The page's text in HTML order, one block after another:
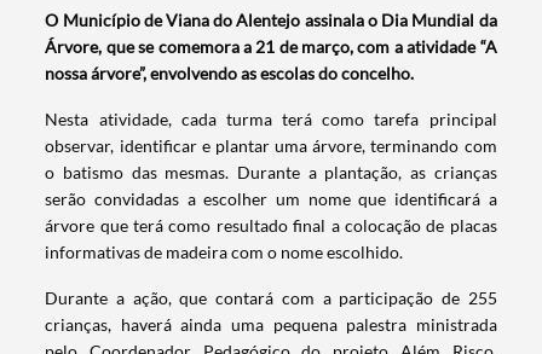
O Município de Viana do Alentejo assinala o Dia Mundial da
Árvore, que se comemora a 21 de março, com a atividade “A
nossa árvore”, envolvendo as escolas do concelho.
Nesta atividade, cada turma terá como tarefa principal
observar, identificar e plantar uma árvore, terminando com
o batismo das mesmas. Durante a plantação, as crianças
serão convidadas a escolher um nome que identificará a
árvore que terá como resultado final a colocação de placas
informativas de madeira com o nome escolhido.
Durante a ação, que contará com a participação de 255
crianças, haverá ainda uma pequena palestra ministrada